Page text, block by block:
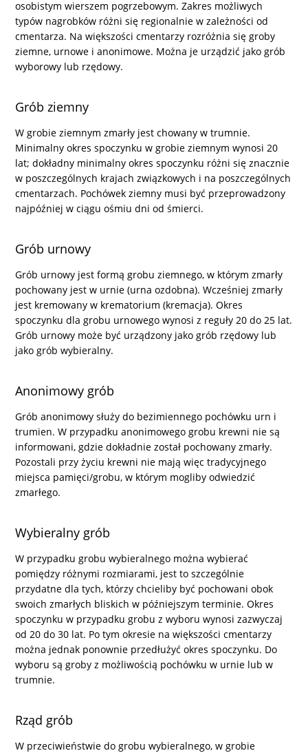
osobistym wierszem pogrzebowym. Zakres możliwych
typów nagrobków różni się regionalnie w zależności od
cmentarza. Na większości cmentarzy rozróżnia się groby
ziemne, urnowe i anonimowe. Można je urządzić jako grób
wyborowy lub rzędowy.
Grób ziemny
W grobie ziemnym zmarły jest chowany w trumnie.
Minimalny okres spoczynku w grobie ziemnym wynosi 20
lat; dokładny minimalny okres spoczynku różni się znacznie
w poszczególnych krajach związkowych i na poszczególnych
cmentarzach. Pochówek ziemny musi być przeprowadzony
najpóźniej w ciągu ośmiu dni od śmierci.
Grób urnowy
Grób urnowy jest formą grobu ziemnego, w którym zmarły
pochowany jest w urnie (urna ozdobna). Wcześniej zmarły
jest kremowany w krematorium (kremacja). Okres
spoczynku dla grobu urnowego wynosi z reguły 20 do 25 lat.
Grób urnowy może być urządzony jako grób rzędowy lub
jako grób wybieralny.
Anonimowy grób
Grób anonimowy służy do bezimiennego pochówku urn i
trumien. W przypadku anonimowego grobu krewni nie są
informowani, gdzie dokładnie został pochowany zmarły.
Pozostali przy życiu krewni nie mają więc tradycyjnego
miejsca pamięci/grobu, w którym mogliby odwiedzić
zmarłego.
Wybieralny grób
W przypadku grobu wybieralnego można wybierać
pomiędzy różnymi rozmiarami, jest to szczególnie
przydatne dla tych, którzy chcieliby być pochowani obok
swoich zmarłych bliskich w późniejszym terminie. Okres
spoczynku w przypadku grobu z wyboru wynosi zazwyczaj
od 20 do 30 lat. Po tym okresie na większości cmentarzy
można jednak ponownie przedłużyć okres spoczynku. Do
wyboru są groby z możliwością pochówku w urnie lub w
trumnie.
Rząd grób
W przeciwieństwie do grobu wybieralnego, w grobie